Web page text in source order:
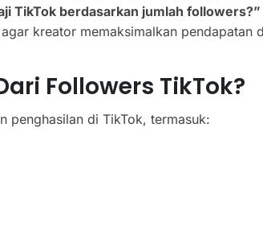
TikTok berdasarkan jumlah followers?”
kreator memaksimalkan pendapatan
Followers TikTok?
penghasilan di TikTok, termasuk: